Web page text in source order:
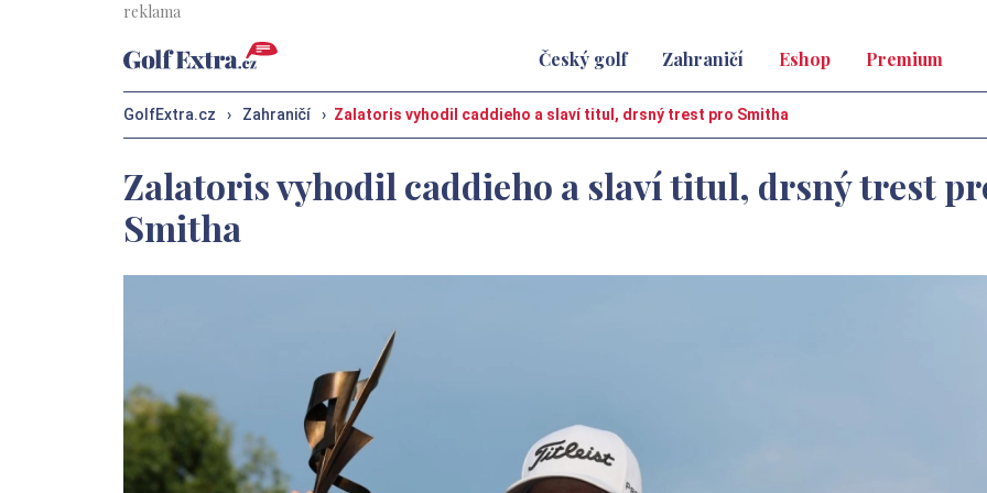
Český golf Zahraničí Eshop Premium
GolfExtra.cz › Zahraničí › Zalatoris vyhodil caddieho a slaví titul, drsný trest pro Smitha
Zalatoris vyhodil caddieho a slaví titul, drsný trest
Smitha